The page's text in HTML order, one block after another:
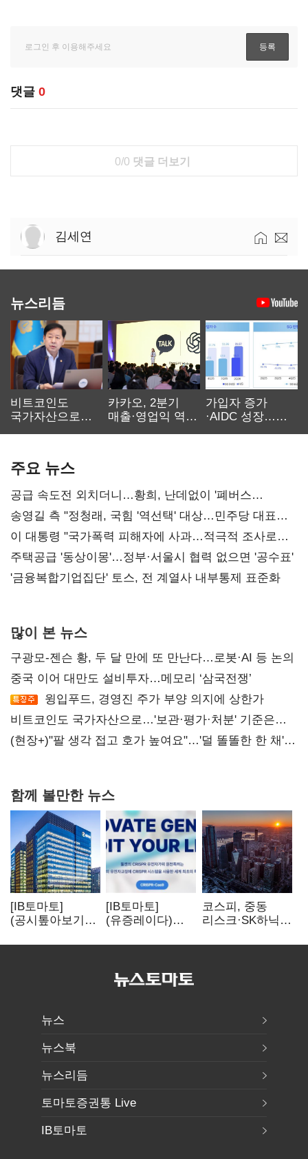
댓글 0
0/0 댓글 더보기
김세연
뉴스리듬
비트코인도
국가자산으로…'
카카오, 2분기
매출·영업익 역대
가입자 증가
·AIDC 성장…
주요 뉴스
공급 속도전 외치더니…황희, 난데없이 '폐버스
리모델링' 제안
송영길 측 "정청래, 국힘 '역선택' 대상…민주당 대표로
총선 지휘 못해"
이 대통령 "국가폭력 피해자에 사과…적극적 조사로
진실 밝혀야"
주택공급 '동상이몽'…정부·서울시 협력 없으면 '공수표'
'금융복합기업집단' 토스, 전 계열사 내부통제 표준화
많이 본 뉴스
구광모-젠슨 황, 두 달 만에 또 만난다…로봇·AI 등 논의
중국 이어 대만도 설비투자…메모리 ‘삼국전쟁’
윙입푸드, 경영진 주가 부양 의지에 상한가
비트코인도 국가자산으로…'보관·평가·처분' 기준은
숙제
(현장+)"팔 생각 접고 호가 높여요"…'덜 똘똘한 한 채'
함께 볼만한 뉴스
[IB토마토]
(공시톺아보기)
바로 매출로
[IB토마토]
(유증레이다)
3분의 1 토막…
비용부터 챙긴다
코스피, 중동
리스크·SK하닉
뒷걸음
뉴스
뉴스북
뉴스리듬
토마토증권통 Live
IB토마토